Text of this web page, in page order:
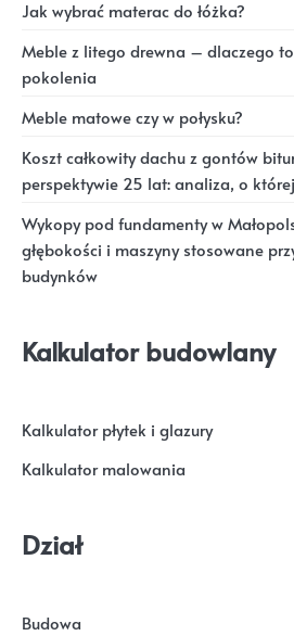
Jak wybrać materac do łóżka?
Meble z litego drewna – dlaczego
pokolenia
Meble matowe czy w połysku?
Koszt całkowity dachu z gontów
perspektywie 25 lat: analiza, o
Wykopy pod fundamenty w
głębokości i maszyny stosowane
budynków
Kalkulator budowlany
Kalkulator płytek i glazury
Kalkulator malowania
Dział
Budowa